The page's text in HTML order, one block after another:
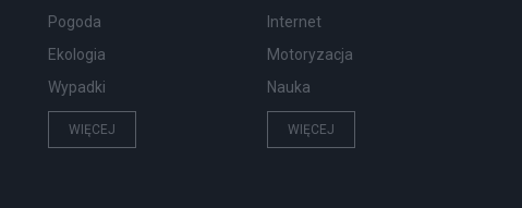
Pogoda
Ekologia
Wypadki
WIĘCEJ
Internet
Motoryzacja
Nauka
WIĘCEJ